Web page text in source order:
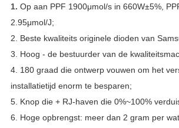
1. Op aan PPF 1900μmol/s in 660W±5%,
2.95μmol/J;
2. Beste kwaliteits originele dioden van
3. Hoog - de bestuurder van de
4. 180 graad die ontwerp vouwen om het
installatietijd enorm te besparen;
5. Knop die + RJ-haven die 0%~100%
6. Hoge opbrengst: meer dan 2 gram per